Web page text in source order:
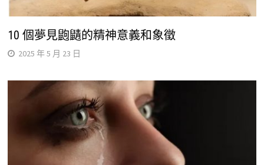
10 個夢見鼩鼱的精神意義和象徵
2025 年 5 月 23 日